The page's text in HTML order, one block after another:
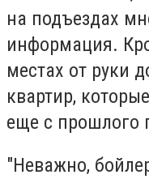
на подъездах
информация.
местах от руки
квартир,
еще с прошлого
"Неважно,